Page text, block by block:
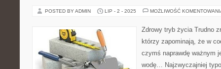
POSTED BY ADMIN LIP - 2 - 2025 MOŻLIWOŚĆ
Zdrowy tryb życia Trudno
którzy zapominają, że w
czymś naprawdę ważnym
wodę… Najzwyczajniej